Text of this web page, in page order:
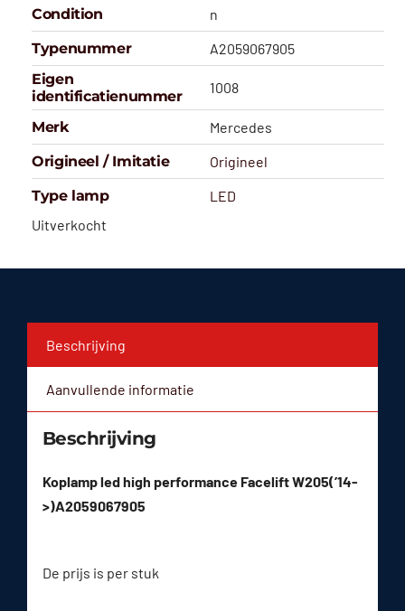
Condition
n
Typenummer
A2059067905
Eigen
identificatienummer
1008
Merk
Mercedes
Origineel / Imitatie
Origineel
Type lamp
LED
Uitverkocht
Beschrijving
Aanvullende informatie
Beschrijving
Koplamp led high performance Facelift W205(’14-
>)A2059067905
De prijs is per stuk